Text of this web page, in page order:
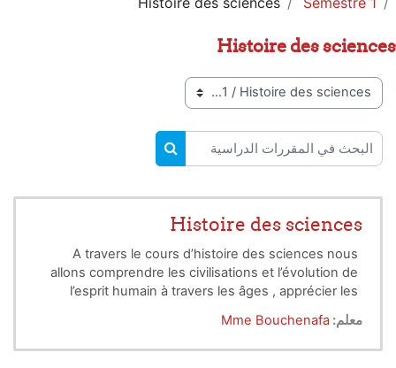
Histoire des sciences
تصنيفات المقررات
البحث في المقررات الدراسية
البحث في المقررات الدراسية
Histoire des sciences
A travers le cours d’histoire des sciences nous
allons comprendre les civilisations et l’évolution de
l’esprit humain à travers les âges , apprécier les
comprendre leur environnement et à le maitriser .
معلم: Mme Bouchenafa